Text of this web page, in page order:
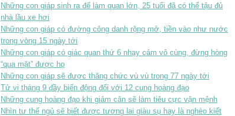
Những con giáp sinh ra để làm quan lớn, 25 tuổi đã có thể tậu đủ
nhà lầu xe hơi
Những con giáp có đường công danh rộng mở, tiền vào như nước
trong vòng 15 ngày tới
Những con giáp có giác quan thứ 6 nhạy cảm vô cùng, đừng hòng
“qua mặt” được họ
Những con giáp sẽ được thăng chức vù vù trong 77 ngày tới
Tử vi tháng 9 đầy biến động đối với 12 cung hoàng đạo
Những cung hoàng đạo khi giảm cân sẽ làm tiêu cực vận mệnh
Nhìn tư thế ngủ sẽ biết được tương lai giàu sụ hay là nghèo kiết